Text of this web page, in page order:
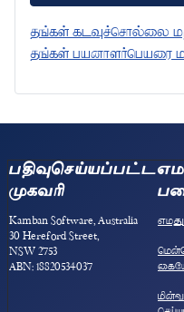
தங்கள் கடவுச்சொல்லை
தங்கள் பயனாளர்பெயரை
பதிவுசெய்யப்பட்ட
முகவரி
Kamban Software, Australia
30 Hereford Street,
NSW 2753
ABN: 18820534037